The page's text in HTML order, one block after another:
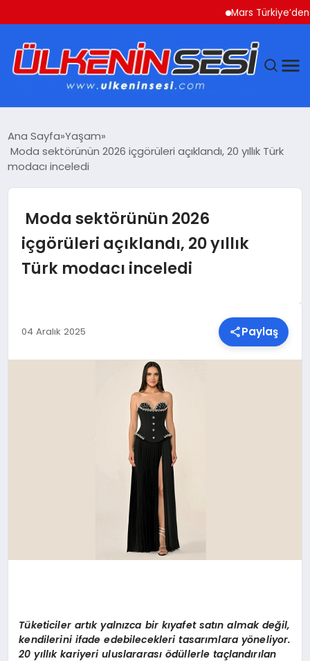
Mars Türkiye’den
EKONOMI
SAĞLIK
Ana Sayfa Yaşam
Moda sektörünün 2026 içgörüleri açıklandı, 20 yıllık Türk
modacı inceledi
Moda sektörünün 2026
içgörüleri açıklandı, 20 yıllık
Türk modacı inceledi
04 Aralık 2025 Paylaş
Tüketiciler artık yalnızca bir kıyafet satın almak değil,
kendilerini ifade edebilecekleri tasarımlara yöneliyor.
20 yıllık kariyeri uluslararası ödüllerle taçlandırılan